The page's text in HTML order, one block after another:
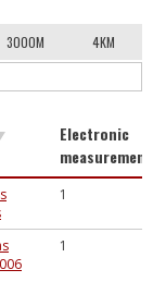
3000M 4KM
Electronic
measurement
1
1